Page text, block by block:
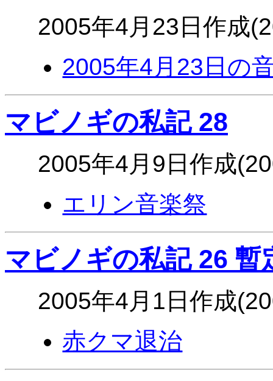
2005年4月23日作成
2005年4月23日の
マビノギの私記 28
2005年4月9日作成
エリン音楽祭
マビノギの私記 26 暫
2005年4月1日作成
赤クマ退治